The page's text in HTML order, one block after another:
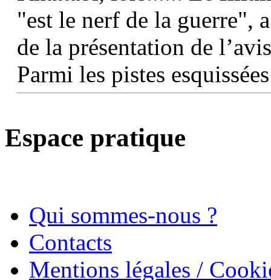
"est le nerf de la guerre",
de la présentation de
Parmi les pistes esquissées
Espace pratique
Qui sommes-nous ?
Contacts
Mentions légales /